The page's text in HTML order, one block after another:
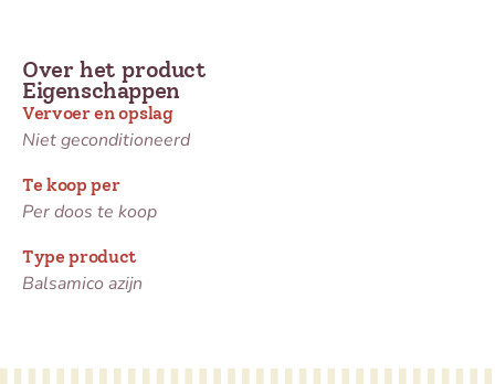
Eigenschappen
Vervoer en opslag
Niet geconditioneerd
Te koop per
Per doos te koop
Type product
Balsamico azijn
Over het product